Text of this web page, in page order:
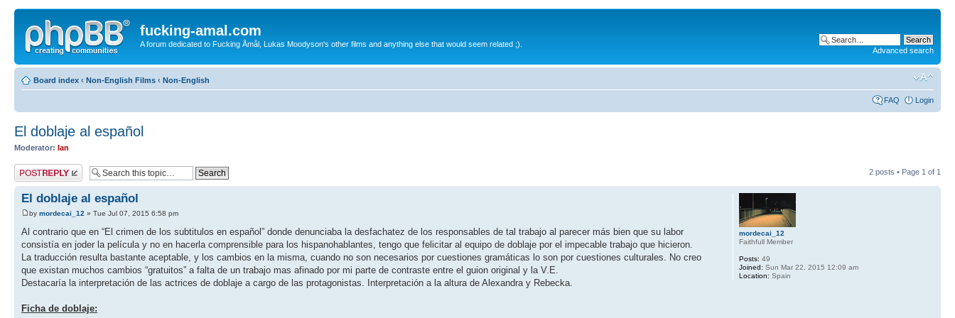
fucking-amal.com
A forum dedicated to Fucking Åmål, Lukas Moodyson's other films and anything else that would seem related ;).
Advanced search
Board index ‹ Non-English Films ‹ Non-English
FAQ Login
El doblaje al español
Moderator: Ian
Post a reply 2 posts • Page 1 of 1
El doblaje al español
by mordecai_12 » Tue Jul 07, 2015 6:58 pm
Al contrario que en “El crimen de los subtitulos en español” donde denunciaba la desfachatez de los responsables de tal trabajo al parecer más bien que su labor
consistía en joder la película y no en hacerla comprensible para los hispanohablantes, tengo que felicitar al equipo de doblaje por el impecable trabajo que hicieron.
La traducción resulta bastante aceptable, y los cambios en la misma, cuando no son necesarios por cuestiones gramáticas lo son por cuestiones culturales. No creo
que existan muchos cambios “gratuitos” a falta de un trabajo mas afinado por mi parte de contraste entre el guion original y la V.E.
Destacaría la interpretación de las actrices de doblaje a cargo de las protagonistas. Interpretación a la altura de Alexandra y Rebecka.
Ficha de doblaje:
mordecai_12
Faithfull Member
Posts: 49
Joined: Sun Mar 22, 2015 12:09 am
Location: Spain